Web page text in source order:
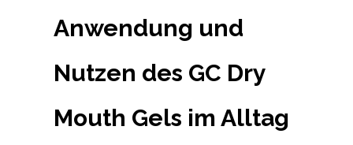
Anwendung und
Nutzen des GC Dry
Mouth Gels im Alltag